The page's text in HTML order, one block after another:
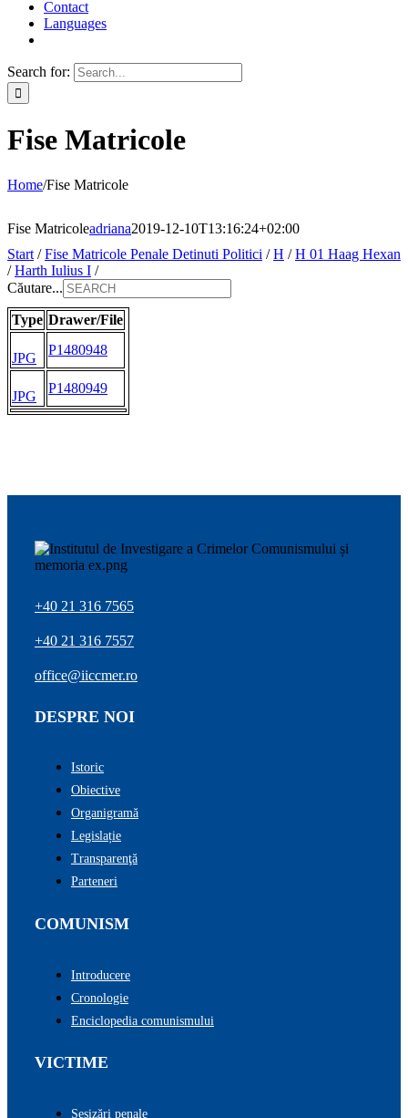
Contact
Languages
Search for:
Fise Matricole
Home/Fise Matricole
Fise Matricoleadriana2019-12-10T13:16:24+02:00
Start /Fise Matricole Penale Detinuti Politici /H /H 01 Haag Hexan
/Harth Iulius I /
Căutare...
Type Drawer/File
JPG
P1480948
JPG
P1480949
+40 21 316 7565
+40 21 316 7557
office@iiccmer.ro
DESPRE NOI
Istoric
Obiective
Organigramă
Legislație
Transparenţă
Parteneri
COMUNISM
Introducere
Cronologie
Enciclopedia comunismului
VICTIME
Sesizări penale